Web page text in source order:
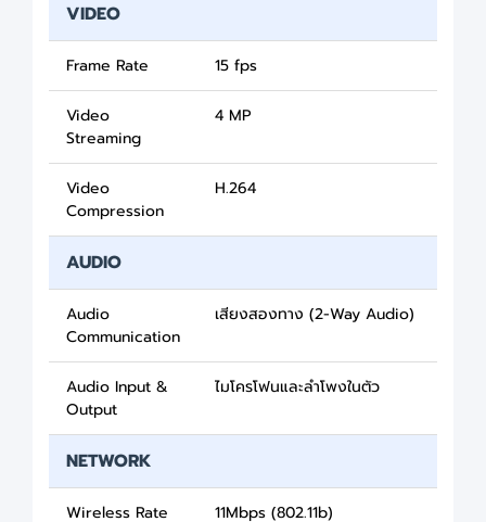
VIDEO
Frame Rate 15 fps
Video
Streaming
4 MP
Video
Compression
H.264
AUDIO
Audio
Communication
เสียงสองทาง (2-Way Audio)
Audio Input &
Output
ไมโครโฟนและลำโพงในตัว
NETWORK
Wireless Rate
11Mbps (802.11b)